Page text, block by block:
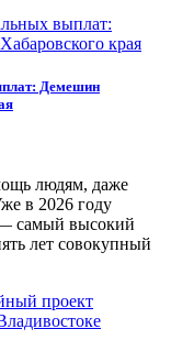
Демешин
людям, даже
в 2026 году
самый высокий
лет совокупный